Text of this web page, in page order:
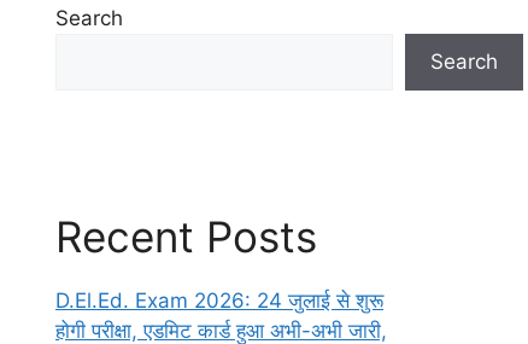
Search
Search
Recent Posts
D.El.Ed. Exam 2026: 24 जुलाई से शुरू
होगी परीक्षा, एडमिट कार्ड हुआ अभी-अभी जारी,